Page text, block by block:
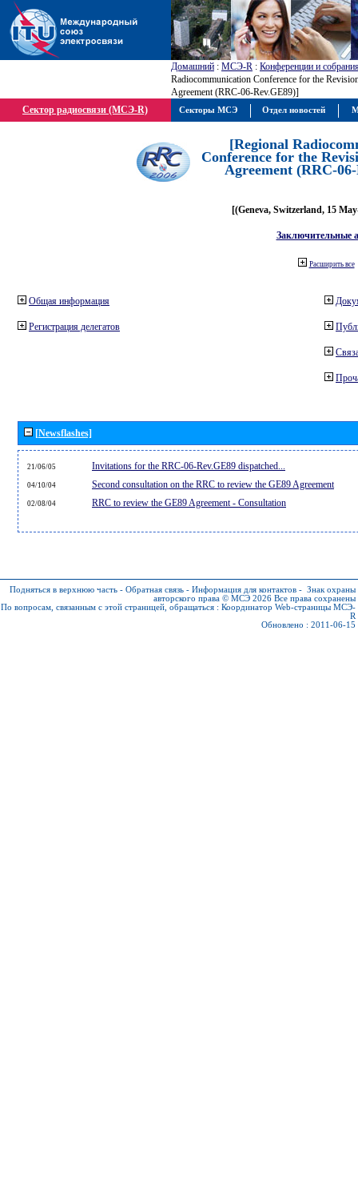
Домашний : МСЭ-R : Конференции и
Radiocommunication Conference for the
Agreement (RRC-06-Rev.GE89)]
Сектор радиосвязи (МСЭ-R)
[Regional
Conference for the
Agreement (RRC-
[(Geneva, Switzerland, 15
Заключительные
Расширить все
Общая информация
Регистрация делегатов
[Newsflashes]
21/06/05 Invitations for the RRC-06-Rev.GE89 dispatched...
04/10/04 Second consultation on the RRC to review the GE89 Agreement
02/08/04 RRC to review the GE89 Agreement - Consultation
Подняться в верхнюю часть - Обратная связь - Информация для контактов - Знак охраны
авторского права © МСЭ 2026 Все права сохранены
По вопросам, связанным с этой страницей, обращаться : Координатор Web-страницы МСЭ-
R
Обновлено : 2011-06-15
Секторы МСЭ Отдел новостей